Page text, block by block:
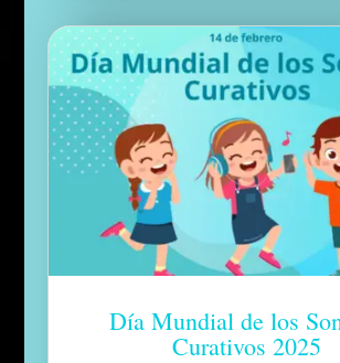
Día Mundial de los
Curativos 2025